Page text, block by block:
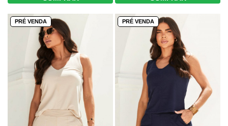
PRÉ VENDA PRÉ VENDA